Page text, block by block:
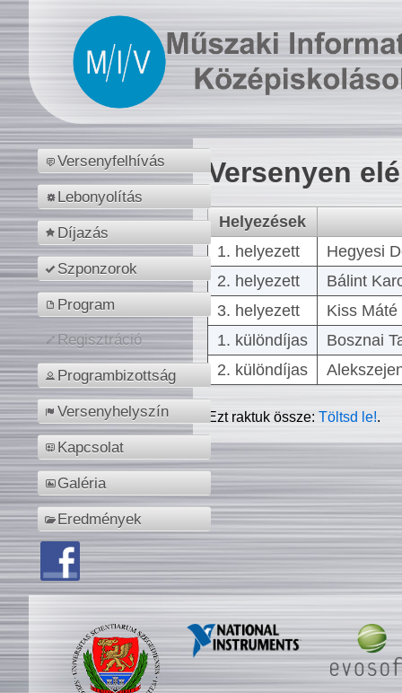
Versenyfelhívás
Lebonyolítás
Díjazás
Szponzorok
Program
Regisztráció
Programbizottság
Versenyhelyszín
Kapcsolat
Galéria
Eredmények
Versenyen
Helyezések
1. helyezett
Hegyesi
2. helyezett
Bálint
3. helyezett
Kiss
1. különdíjas
Bosznai
2. különdíjas
Ezt raktuk össze:Töltsd le!.